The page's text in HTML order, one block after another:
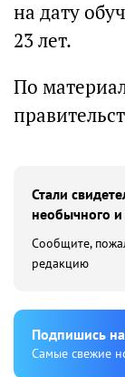
на дату
23 лет.
По
Стали
необычного и
Сообщите,
редакцию
Подпишиcь
Cамые свежие